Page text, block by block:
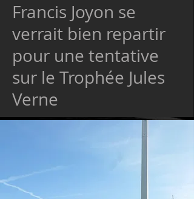
Francis Joyon se
verrait bien repartir
pour une tentative
sur le Trophée Jules
Verne